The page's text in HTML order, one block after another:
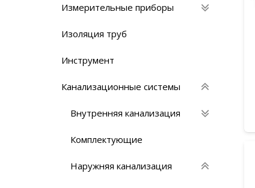
Измерительные приборы
Изоляция труб
Инструмент
Канализационные системы
Внутренняя канализация
Комплектующие
Наружняя канализация